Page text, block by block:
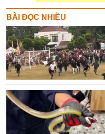
BÀI ĐỌC NHIỀU